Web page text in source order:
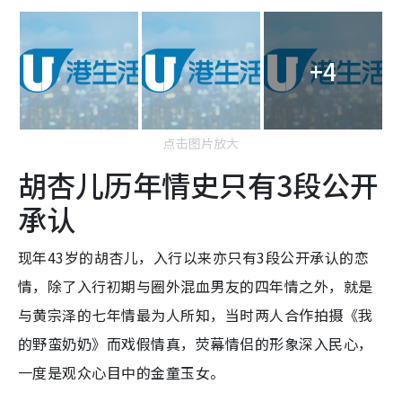
+4
点击图片放大
胡杏儿历年情史只有3段公开
承认
现年43岁的胡杏儿，入行以来亦只有3段公开承认的恋
情，除了入行初期与圈外混血男友的四年情之外，就是
与黄宗泽的七年情最为人所知，当时两人合作拍摄《我
的野蛮奶奶》而戏假情真，荧幕情侣的形象深入民心，
一度是观众心目中的金童玉女。